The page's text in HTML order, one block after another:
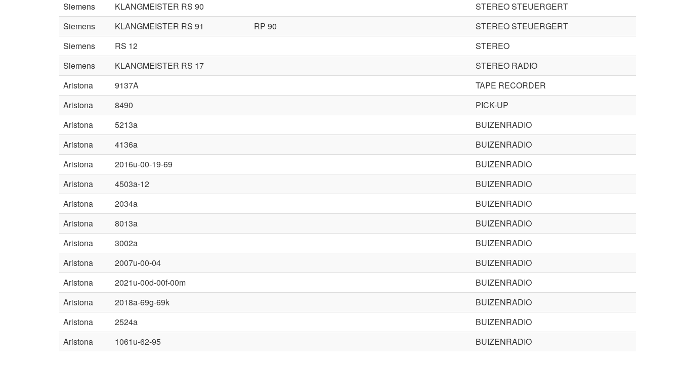
Siemens
KLANGMEISTER RS 90
STEREO STEUERGERT
Siemens
KLANGMEISTER RS 91 RP 90
STEREO STEUERGERT
Siemens
RS 12
STEREO
Siemens
KLANGMEISTER RS 17
STEREO RADIO
Aristona
9137A
TAPE RECORDER
Aristona
8490
PICK-UP
Aristona
5213a
BUIZENRADIO
Aristona
4136a
BUIZENRADIO
Aristona
2016u-00-19-69
BUIZENRADIO
Aristona
4503a-12
BUIZENRADIO
Aristona
2034a
BUIZENRADIO
Aristona
8013a
BUIZENRADIO
Aristona
3002a
BUIZENRADIO
Aristona
2007u-00-04
BUIZENRADIO
Aristona
2021u-00d-00f-00m
BUIZENRADIO
Aristona
2018a-69g-69k
BUIZENRADIO
Aristona
2524a
BUIZENRADIO
Aristona
1061u-62-95 BUIZENRADIO